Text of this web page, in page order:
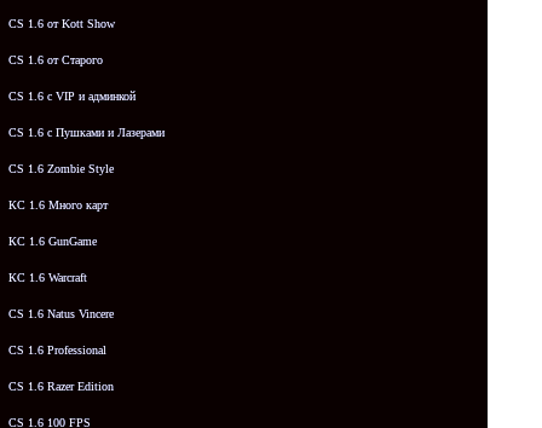
CS 1.6 от Kott Show
CS 1.6 от Старого
CS 1.6 с VIP и админкой
CS 1.6 с Пушками и Лазерами
CS 1.6 Zombie Style
КС 1.6 Много карт
КС 1.6 GunGame
КС 1.6 Warcraft
CS 1.6 Natus Vincere
CS 1.6 Professional
CS 1.6 Razer Edition
CS 1.6 100 FPS